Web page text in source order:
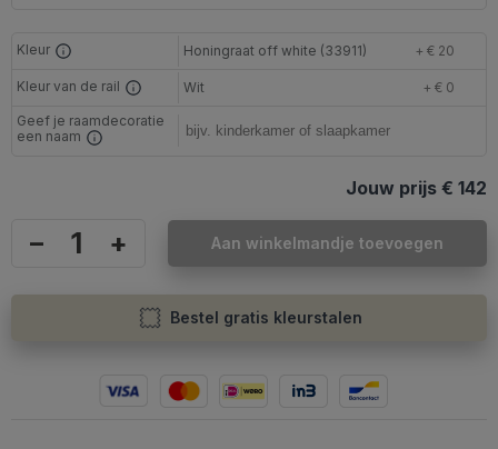
Kleur Honingraat off white (33911) + € 20
Kleur van de rail Wit
+ € 0
Geef je raamdecoratie
een naam
Jouw prijs € 142
– + Aan winkelmandje toevoegen
Bestel gratis kleurstalen